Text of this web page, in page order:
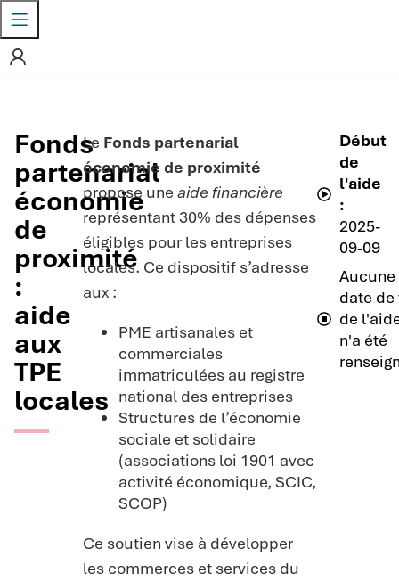
Fonds
partenarial
économie
de
proximité
:
aide
aux
TPE
locales
Le Fonds partenarial
économie de proximité
propose uneaide financière
représentant 30% des dépenses
éligibles pour les entreprises
locales. Ce dispositif s’adresse
aux :
PME artisanales et
commerciales
immatriculées au registre
national des entreprises
Structures de l’économie
sociale et solidaire
(associations loi 1901 avec
activité économique, SCIC,
SCOP)
Ce soutien vise à développer
les commerces et services du
Début
de
l'aide
:
2025-
09-09
Aucune
date de
de
n'a été